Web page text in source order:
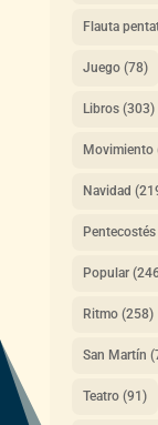
Flauta
Juego(78)
Libros(303)
Movimiento
Navidad
Pentecostés
Popular
Ritmo(258)
San Martín
Teatro(91)